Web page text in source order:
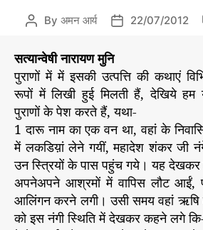
हिं
दी
चा
र
त्र
e
s
P
s
t
a
u
t
h
o
r
By अमन आर्य
P
t
d
a
t
e
22/07/2012
सत्यान्वेषी नारायण मुनि
पुराणों में में इसकी उत्पत्ति की कथाएं
रूपों में लिखी हुई मिलती हैं, देखिये
पुराणों के पेश करते हैं, यथा-
1 दारू नाम का एक वन था, वहां के
में लकडिय़ां लेने गयीं, महादेश शंकर जी नंगे
उन स्त्रियों के पास पहुंच गये। यह देखकर
अपनेअपने आश्रमों में वापिस लौट आईं,
आलिंगन करने लगी। उसी समय वहां ऋषि
को इस नंगी स्थिति में देखकर कहने लगे